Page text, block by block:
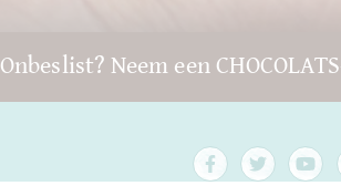
Onbeslist? Neem een